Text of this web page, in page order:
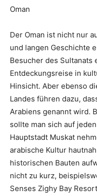
Oman
Der Oman ist nicht nur
und langen Geschichte
Besucher des Sultanats
Entdeckungsreise in
Hinsicht. Aber ebenso
Landes führen dazu,
Arabiens genannt wird.
sollte man sich auf
Hauptstadt Muskat
arabische Kultur
historischen Bauten
nicht zu kurz,
Senses Zighy Bay